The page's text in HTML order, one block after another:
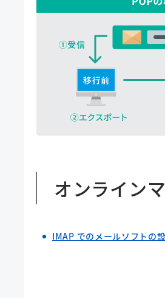
オンライン
IMAP でのメールソフトの